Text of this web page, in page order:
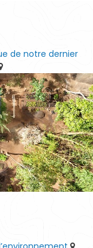
de notre dernier